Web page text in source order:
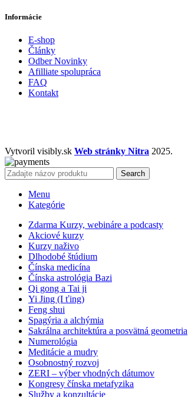
Informácie
E-shop
Články
Odber Novinky
Afilliate spolupráca
FAQ
Kontakt
Vytvoril visibly.sk Web stránky Nitra 2025.
Search
Menu
Kategórie
Zdarma Kurzy, webináre a podcasty
Akciové kurzy
Kurzy naživo
Dlhodobé štúdium
Čínska medicína
Čínska astrológia Bazi
Qi gong a Tai ji
Yi Jing (I ťing)
Feng shui
Spagýria a alchýmia
Sakrálna architektúra a posvätná geometria
Numerológia
Meditácie a mudry
Osobnostný rozvoj
ZERI – výber vhodných dátumov
Kongresy čínska metafyzika
Služby a konzultácie